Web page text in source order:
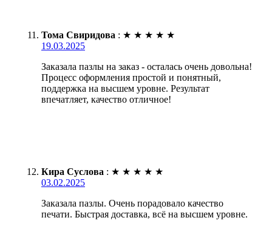
Тома Свиридова : ★ ★ ★ ★ ★
19.03.2025
Заказала пазлы на заказ - осталась очень довольна!
Процесс оформления простой и понятный,
поддержка на высшем уровне. Результат
впечатляет, качество отличное!
Кира Суслова : ★ ★ ★ ★ ★
03.02.2025
Заказала пазлы. Очень порадовало качество
печати. Быстрая доставка, всё на высшем уровне.